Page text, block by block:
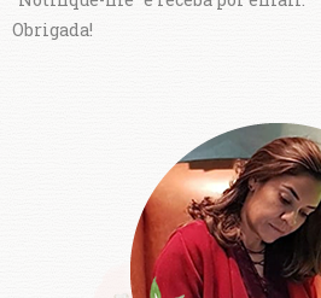
Obrigada!